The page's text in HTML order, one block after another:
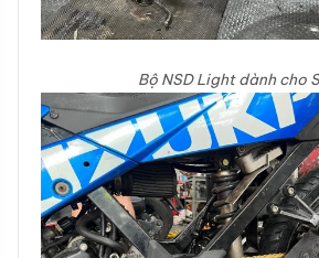
Bộ NSD Light dành cho